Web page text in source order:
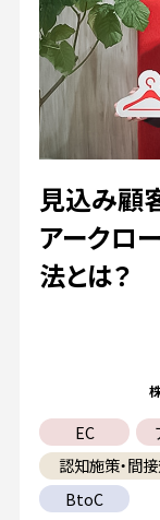
見込み顧
アークロ
法とは？
EC
認知施策・間
BtoC